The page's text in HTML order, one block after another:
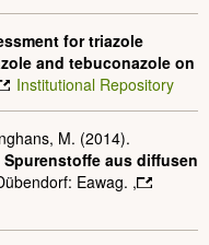
for triazole
and tebuconazole on
Institutional Repository
M. (2014).
aus diffusen
Eawag. ,